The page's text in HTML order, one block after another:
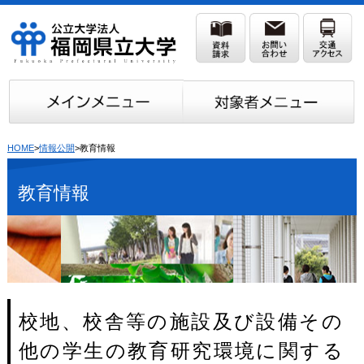
HOME>情報公開>教育情報
教育情報
校地、校舎等の施設及び設備その
他の学生の教育研究環境に関する